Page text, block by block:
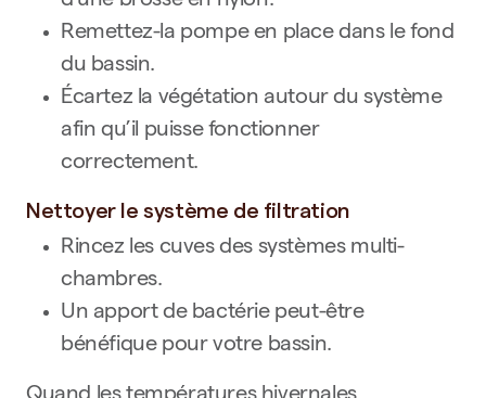
Remettez-la pompe en place dans le fond
du bassin.
Écartez la végétation autour du système
afin qu’il puisse fonctionner
correctement.
Nettoyer le système de filtration
Rincez les cuves des systèmes multi-
chambres.
Un apport de bactérie peut-être
bénéfique pour votre bassin.